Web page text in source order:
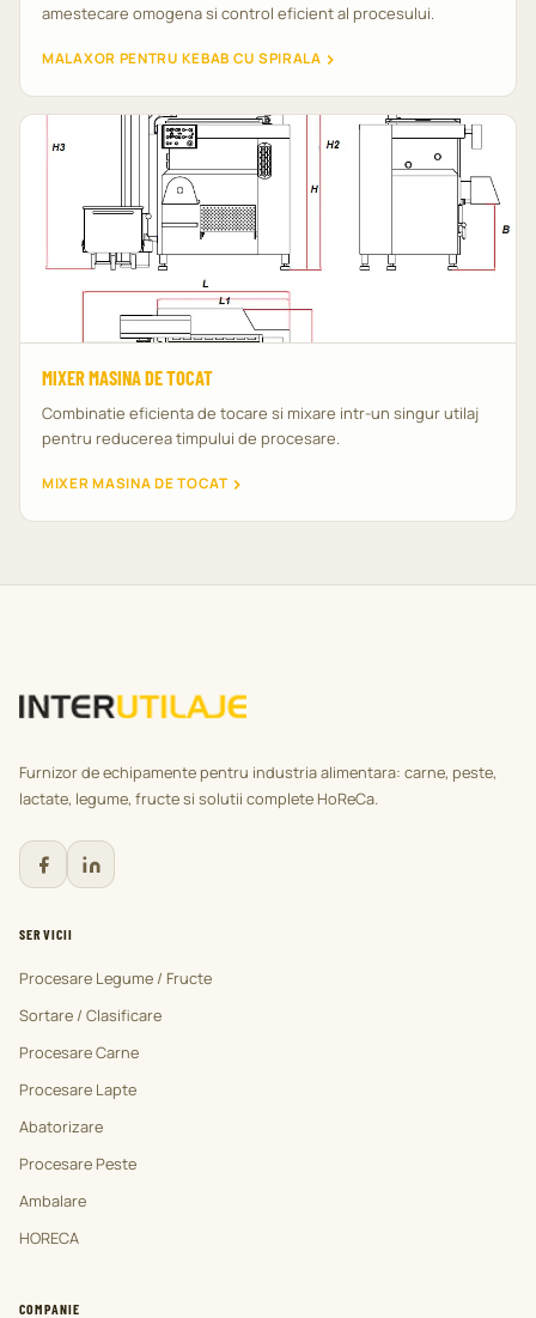
amestecare omogena si control eficient al procesului.
MALAXOR PENTRU KEBAB CU SPIRALA
MIXER MASINA DE TOCAT
Combinatie eficienta de tocare si mixare intr-un singur utilaj
pentru reducerea timpului de procesare.
MIXER MASINA DE TOCAT
Furnizor de echipamente pentru industria alimentara: carne, peste,
lactate, legume, fructe si solutii complete HoReCa.
SERVICII
Procesare Legume / Fructe
Sortare / Clasificare
Procesare Carne
Procesare Lapte
Abatorizare
Procesare Peste
Ambalare
HORECA
COMPANIE